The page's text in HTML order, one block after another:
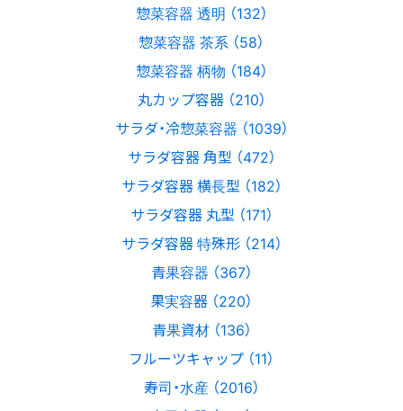
惣菜容器 透明 （132）
惣菜容器 茶系 （58）
惣菜容器 柄物 （184）
丸カップ容器 （210）
サラダ・冷惣菜容器 （1039）
サラダ容器 角型 （472）
サラダ容器 横長型 （182）
サラダ容器 丸型 （171）
サラダ容器 特殊形 （214）
青果容器 （367）
果実容器 （220）
青果資材 （136）
フルーツキャップ （11）
寿司・水産 （2016）